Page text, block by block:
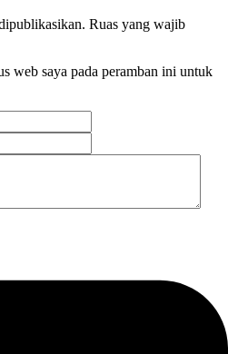
Ruas yang wajib
web saya pada peramban ini untuk